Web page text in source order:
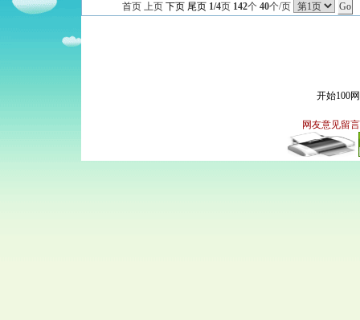
首页 上页 下页 尾页 1/4页 142个 40个/页
开始100
网友意见留